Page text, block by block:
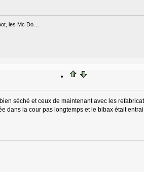
les Mc Do…
séché et ceux de maintenant avec les
dans la cour pas longtemps et le bibax était